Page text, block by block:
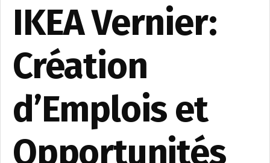
IKEA Vernier:
Création
d’Emplois et
Opportunités